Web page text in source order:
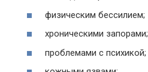
физическим бессилием;
хроническими запорами;
проблемами с психикой;